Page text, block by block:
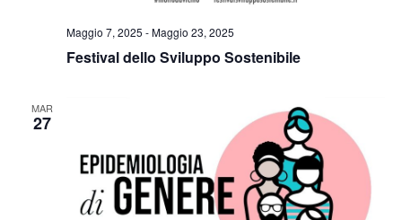
Festival dello Sviluppo Sostenibile
Maggio 7, 2025 -Maggio 23, 2025
MAR
27